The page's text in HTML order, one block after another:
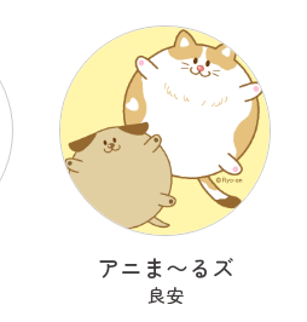
アニま〜るズ
良安